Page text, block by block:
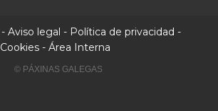
- Aviso legal - Política de privacidad -
Cookies -Área Interna
© PÁXINAS GALEGAS